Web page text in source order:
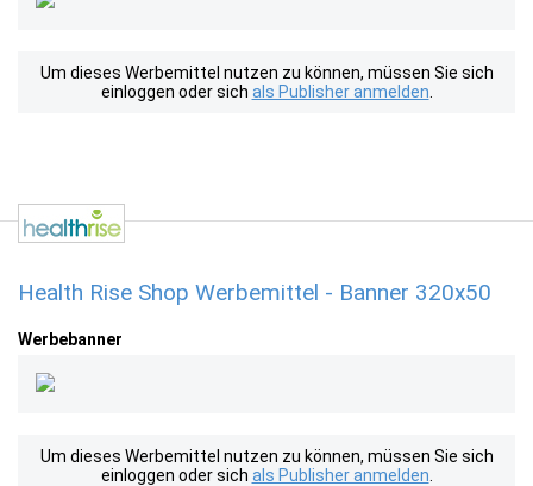
Um dieses Werbemittel nutzen zu können, müssen Sie sich
einloggen oder sich als Publisher anmelden
Health Rise Shop Werbemittel - Banner 320x50
Werbebanner
Um dieses Werbemittel nutzen zu können, müssen Sie sich
einloggen oder sich als Publisher anmelden